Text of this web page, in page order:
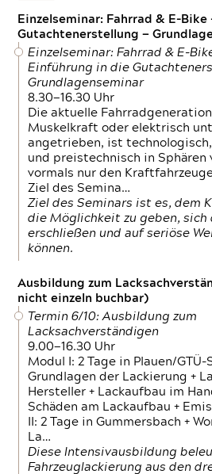
Einzelseminar: Fahrrad & E-
Gutachtenerstellung —
Einzelseminar: Fahrrad & E-
Einführung in die
Grundlagenseminar
8.30—16.30 Uhr
Die aktuelle
Muskelkraft oder elektrisch
angetrieben, ist
und preistechnisch in Sphären
vormals nur den
Ziel des Semina…
Ziel des Seminars ist es, dem
die Möglichkeit zu geben, sich
erschließen und auf seriöse
können.
Ausbildung zum
nicht einzeln buchbar)
Termin 6/10: Ausbildung zum
Lacksachverständigen
9.00—16.30 Uhr
Modul I: 2 Tage in Plauen/
Grundlagen der Lackierung +
Hersteller + Lackaufbau im
Schäden am Lackaufbau +
II: 2 Tage in Gummersbach +
La…
Diese Intensivausbildung
Fahrzeuglackierung aus den